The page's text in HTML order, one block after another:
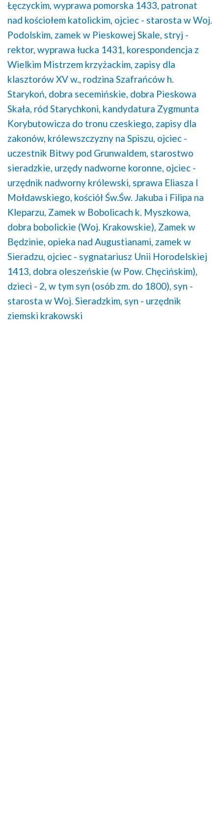
Łęczyckim, wyprawa pomorska 1433, patronat
nad kościołem katolickim, ojciec - starosta w Woj.
Podolskim, zamek w Pieskowej Skale, stryj -
rektor, wyprawa łucka 1431, korespondencja z
Wielkim Mistrzem krzyżackim, zapisy dla
klasztorów XV w., rodzina Szafrańców h.
Starykoń, dobra secemińskie, dobra Pieskowa
Skała, ród Starychkoni, kandydatura Zygmunta
Korybutowicza do tronu czeskiego, zapisy dla
zakonów, królewszczyzny na Spiszu, ojciec -
uczestnik Bitwy pod Grunwaldem, starostwo
sieradzkie, urzędy nadworne koronne, ojciec -
urzędnik nadworny królewski, sprawa Eliasza I
Mołdawskiego, kościół Św.Św. Jakuba i Filipa na
Kleparzu, Zamek w Bobolicach k. Myszkowa,
dobra bobolickie (Woj. Krakowskie), Zamek w
Będzinie, opieka nad Augustianami, zamek w
Sieradzu, ojciec - sygnatariusz Unii Horodelskiej
1413, dobra oleszeńskie (w Pow. Chęcińskim),
dzieci - 2, w tym syn (osób zm. do 1800), syn -
starosta w Woj. Sieradzkim, syn - urzędnik
ziemski krakowski